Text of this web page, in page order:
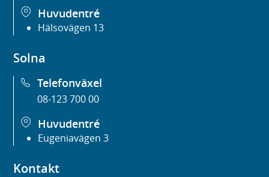
Huvudentré
Hälsovägen 13
Solna
Telefonväxel
08-123 700 00
Huvudentré
Eugeniavägen 3
Kontakt